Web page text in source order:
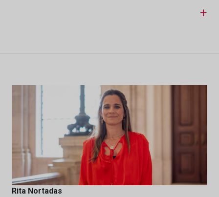
+
Rita Nortadas